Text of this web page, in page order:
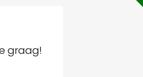
graag!